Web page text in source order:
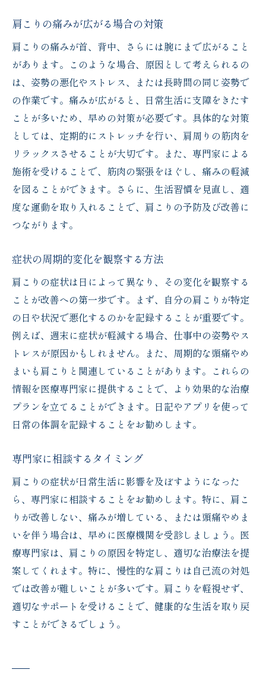
肩こりの痛みが広がる場合の対策
肩こりの痛みが首、背中、さらには腕にまで広がること
があります。このような場合、原因として考えられるの
は、姿勢の悪化やストレス、または長時間の同じ姿勢で
の作業です。痛みが広がると、日常生活に支障をきたす
ことが多いため、早めの対策が必要です。具体的な対策
としては、定期的にストレッチを行い、肩周りの筋肉を
リラックスさせることが大切です。また、専門家による
施術を受けることで、筋肉の緊張をほぐし、痛みの軽減
を図ることができます。さらに、生活習慣を見直し、適
度な運動を取り入れることで、肩こりの予防及び改善に
つながります。
症状の周期的変化を観察する方法
肩こりの症状は日によって異なり、その変化を観察する
ことが改善への第一歩です。まず、自分の肩こりが特定
の日や状況で悪化するのかを記録することが重要です。
例えば、週末に症状が軽減する場合、仕事中の姿勢やス
トレスが原因かもしれません。また、周期的な頭痛やめ
まいも肩こりと関連していることがあります。これらの
情報を医療専門家に提供することで、より効果的な治療
プランを立てることができます。日記やアプリを使って
日常の体調を記録することをお勧めします。
専門家に相談するタイミング
肩こりの症状が日常生活に影響を及ぼすようになった
ら、専門家に相談することをお勧めします。特に、肩こ
りが改善しない、痛みが増している、または頭痛やめま
いを伴う場合は、早めに医療機関を受診しましょう。医
療専門家は、肩こりの原因を特定し、適切な治療法を提
案してくれます。特に、慢性的な肩こりは自己流の対処
では改善が難しいことが多いです。肩こりを軽視せず、
適切なサポートを受けることで、健康的な生活を取り戻
すことができるでしょう。